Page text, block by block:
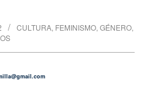
CULTURA, FEMINISMO, GÉNERO,